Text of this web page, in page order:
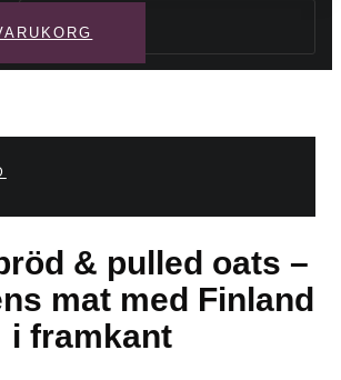
& pulled oats –
mat med Finland
i framkant